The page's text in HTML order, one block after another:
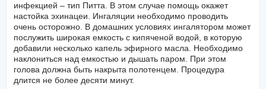
инфекцией – тип Питта. В этом случае помощь окажет
настойка эхинацеи. Ингаляции необходимо проводить
очень осторожно. В домашних условиях ингалятором может
послужить широкая емкость с кипяченой водой, в которую
добавили несколько капель эфирного масла. Необходимо
наклониться над емкостью и дышать паром. При этом
голова должна быть накрыта полотенцем. Процедура
длится не более десяти минут.